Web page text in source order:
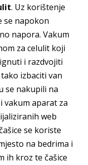
. Uz korištenje
se napokon
napora. Vakum
za celulit koji
i razdvojiti
izbaciti van
se nakupili na
vakum aparat za
web
se koriste
na bedrima i
ih kroz te čašice